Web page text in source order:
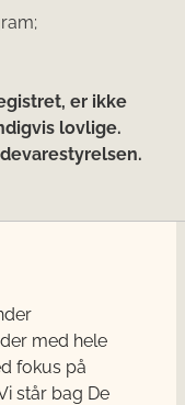
er ikke
lovlige.
med hele
fokus på
står bag De